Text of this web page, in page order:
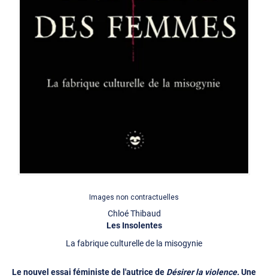
Images non contractuelles
Chloé Thibaud
Les Insolentes
La fabrique culturelle de la misogynie
Le nouvel essai féministe de l'autrice de Désirer la violence.Une